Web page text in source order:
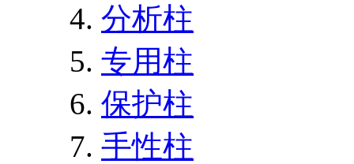
分析柱
专用柱
保护柱
手性柱